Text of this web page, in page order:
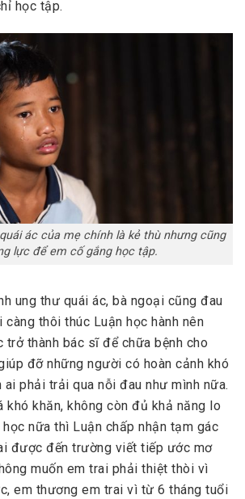
học tập.
ác của mẹ chính là kẻ thù nhưng cũng
lực để em cố gắng học tập.
ung thư quái ác, bà ngoại cũng đau
thôi thúc Luận học hành nên
trở thành bác sĩ để chữa bệnh cho
đỡ những người có hoàn cảnh khó
ai phải trải qua nỗi đau như mình nữa.
khó khăn, không còn đủ khả năng lo
nữa thì Luận chấp nhận tạm gác
được đến trường viết tiếp ước mơ
muốn em trai phải thiệt thòi vì
em thương em trai vì từ 6 tháng tuổi